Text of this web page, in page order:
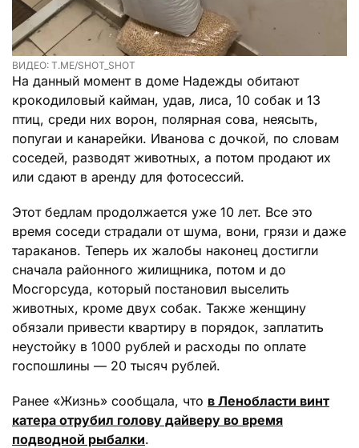
ВИДЕО: T.ME/SHOT_SHOT
На данный момент в доме Надежды обитают
крокодиловый кайман, удав, лиса, 10 собак и 13
птиц, среди них ворон, полярная сова, неясыть,
попугаи и канарейки. Иванова с дочкой, по словам
соседей, разводят животных, а потом продают их
или сдают в аренду для фотосессий.
Этот бедлам продолжается уже 10 лет. Все это
время соседи страдали от шума, вони, грязи и даже
тараканов. Теперь их жалобы наконец достигли
сначала районного жилищника, потом и до
Мосгорсуда, который постановил выселить
животных, кроме двух собак. Также женщину
обязали привести квартиру в порядок, заплатить
неустойку в 1000 рублей и расходы по оплате
госпошлины — 20 тысяч рублей.
Ранее «Жизнь» сообщала, что в Ленобласти винт
катера отрубил голову дайверу во время
подводной рыбалки.